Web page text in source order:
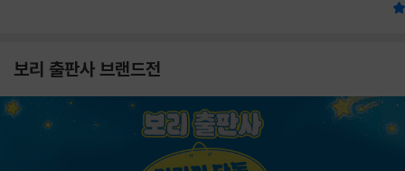
보리 출판사 브랜드전